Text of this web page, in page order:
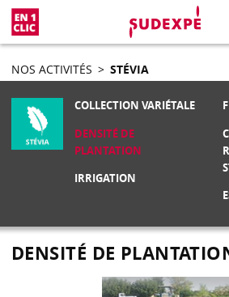
NOS ACTIVITÉS > STÉVIA
COLLECTION VARIÉTALE
DENSITÉ DE
PLANTATION
IRRIGATION
DENSITÉ DE